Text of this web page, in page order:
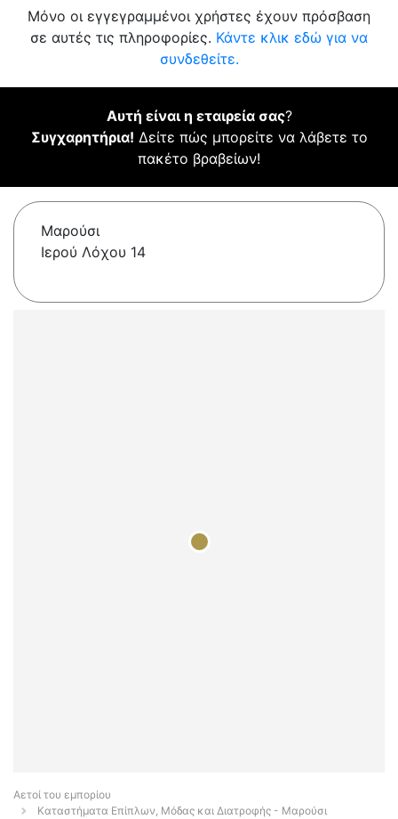
Μόνο οι εγγεγραμμένοι χρήστες έχουν πρόσβαση
σε αυτές τις πληροφορίες. Κάντε κλικ εδώ για να
συνδεθείτε.
Αυτή είναι η εταιρεία σας?
Συγχαρητήρια! Δείτε πώς μπορείτε να λάβετε το
πακέτο βραβείων!
Μαρούσι
Ιερού Λόχου 14
Αετοί του εμπορίου
Καταστήματα Επίπλων, Μόδας και Διατροφής - Μαρούσι